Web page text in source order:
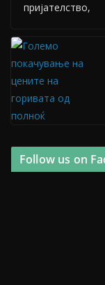
пријателство,
Follow us on